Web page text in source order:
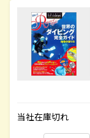
当社在庫切れ